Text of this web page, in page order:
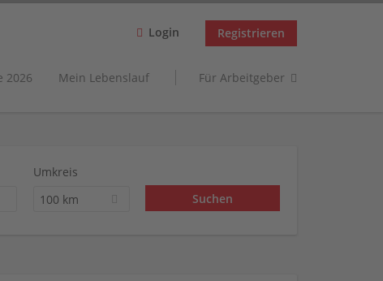
Login Registrieren
2026 Mein Lebenslauf Für Arbeitgeber
Umkreis
100 km